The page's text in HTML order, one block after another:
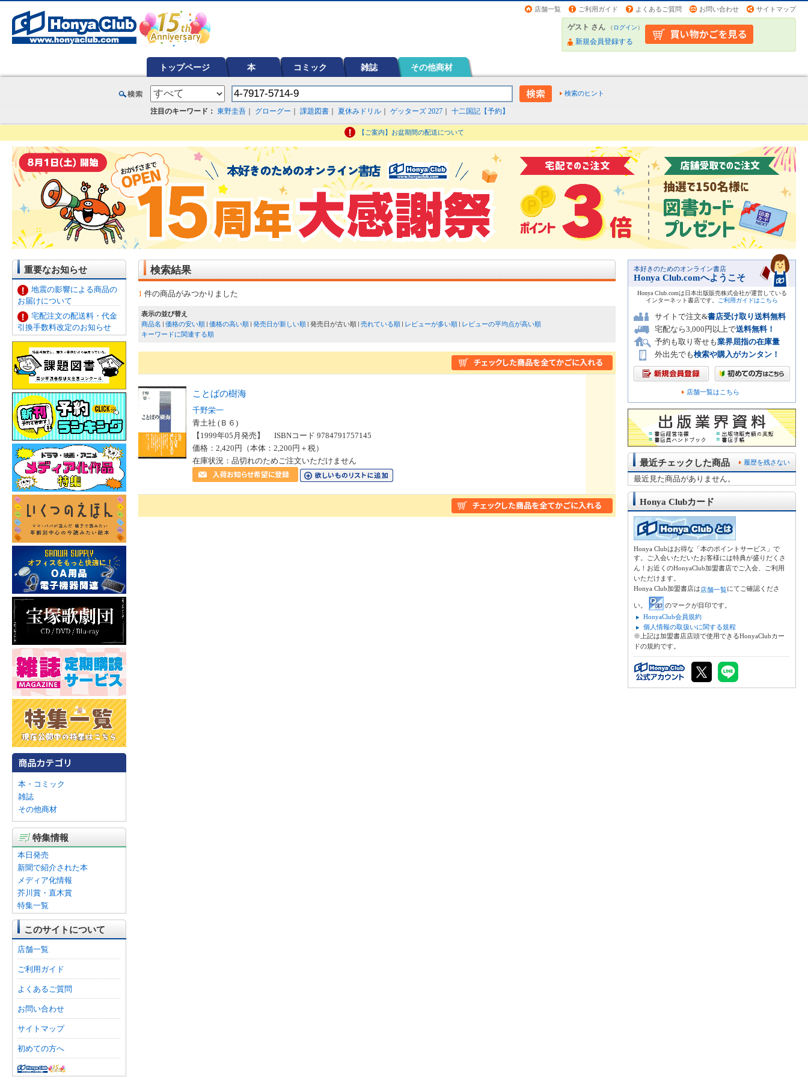
店舗一覧 ご利用ガイド よくあるご質問 お問い合わせ サイトマップ
ゲスト さん （ログイン）
新規会員登録する
トップページ 本 コミック 雑誌 その他商材
検索のヒント
注目のキーワード： 東野圭吾 グローグー 課題図書 夏休みドリル ゲッターズ 2027 十二国記【予約】
【ご案内】お盆期間の配送について
重要なお知らせ
地震の影響による商品の
お届けについて
宅配注文の配送料・代金
引換手数料改定のお知らせ
本・コミック
雑誌
その他商材
特集情報
本日発売
新聞で紹介された本
メディア化情報
芥川賞・直木賞
特集一覧
このサイトについて
店舗一覧
ご利用ガイド
よくあるご質問
お問い合わせ
サイトマップ
初めての方へ
検索結果
1 件の商品がみつかりました
表示の並び替え
商品名
価格の安い順 価格の高い順 発売日が新しい順 発売日が古い順 売れている順 レビューが多い順
レビューの平均点が高い順
キーワードに関連する順
ことばの樹海
千野栄一
青土社 (Ｂ６)
【1999年05月発売】 ISBNコード 9784791757145
価格：2,420円（本体：2,200円＋税）
在庫状況：品切れのためご注文いただけません
本好きのためのオンライン書店
Honya Club.comへようこそ
Honya Club.comは日本出版販売株式会社が運営している
インターネット書店です。
ご利用ガイドはこちら
サイトで注文&書店受け取り送料無料
宅配なら3,000円以上で送料無料！
予約も取り寄せも業界屈指の在庫量
外出先でも検索や購入がカンタン！
店舗一覧はこちら
履歴を残さない
最近チェックした商品
最近見た商品がありません。
Honya Clubカード
Honya Clubはお得な「本のポイントサービス」で
す。ご入会いただいたお客様には特典が盛りだくさ
ん！お近くのHonyaClub加盟書店でご入会、ご利用
いただけます。
Honya Club加盟書店は店舗一覧にてご確認くださ
い。
のマークが目印です。
HonyaClub会員規約
個人情報の取扱いに関する規程
※上記は加盟書店店頭で使用できるHonyaClubカー
ドの規約です。